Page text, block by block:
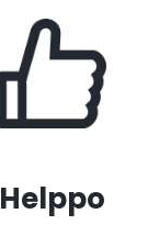
Helppo